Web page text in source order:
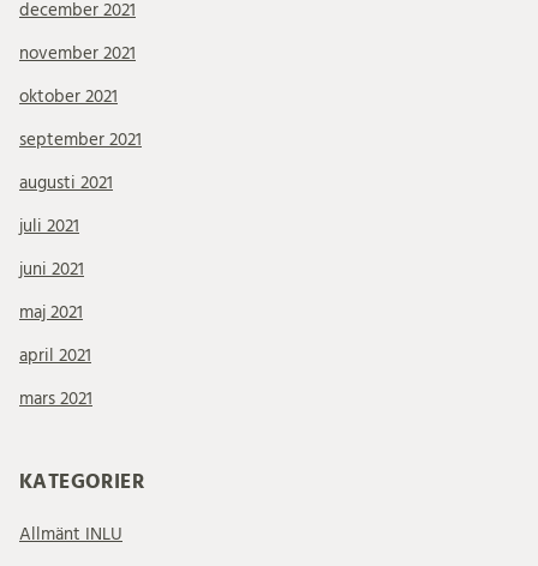
december 2021
november 2021
oktober 2021
september 2021
augusti 2021
juli 2021
juni 2021
maj 2021
april 2021
mars 2021
KATEGORIER
Allmänt INLU